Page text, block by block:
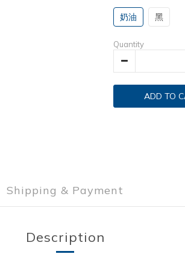
奶油 黑
Quantity
ADD TO
Shipping & Payment
Description